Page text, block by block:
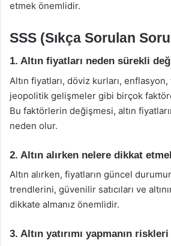
etmek önemlidir.
SSS (Sıkça Sorulan
1. Altın fiyatları neden sürekli
Altın fiyatları, döviz kurları,
jeopolitik gelişmeler gibi birçok
Bu faktörlerin değişmesi, altın
neden olur.
2. Altın alırken nelere dikkat
Altın alırken, fiyatların güncel
trendlerini, güvenilir satıcıları ve
dikkate almanız önemlidir.
3. Altın yatırımı yapmanın